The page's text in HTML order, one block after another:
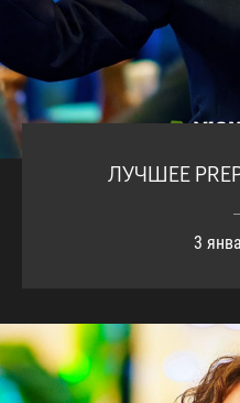
ЛУЧШЕЕ
3